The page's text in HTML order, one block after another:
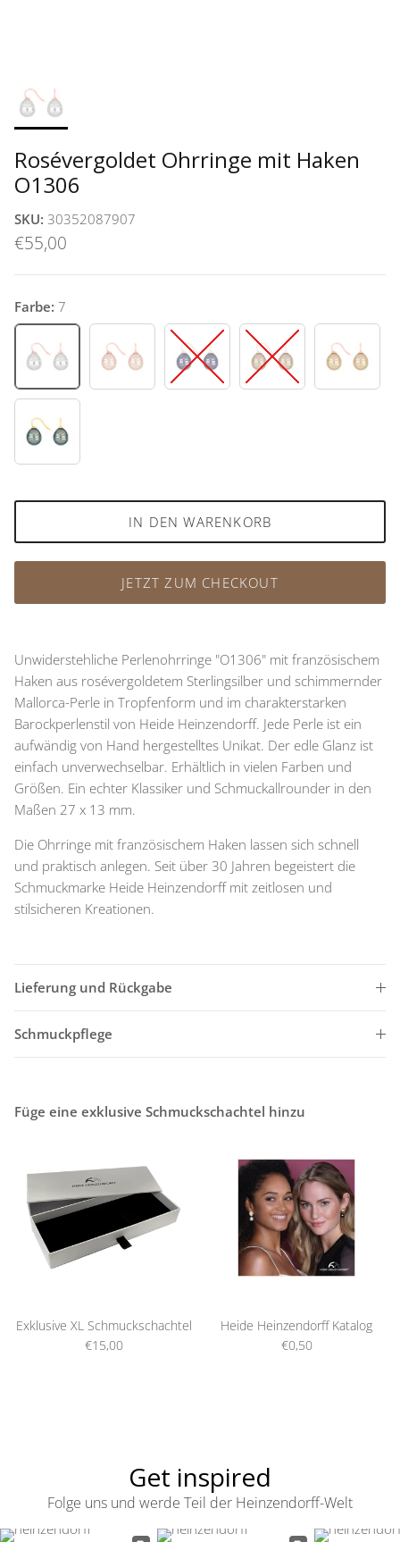
Rosévergoldet Ohrringe mit Haken
O1306
SKU: 30352087907
€55,00
Farbe: 7
7 11 46 72 73
93
IN DEN WARENKORB
JETZT ZUM CHECKOUT
Unwiderstehliche Perlenohrringe "O1306" mit französischem
Haken aus rosévergoldetem Sterlingsilber und schimmernder
Mallorca-Perle in Tropfenform und im charakterstarken
Barockperlenstil von Heide Heinzendorff. Jede Perle ist ein
aufwändig von Hand hergestelltes Unikat. Der edle Glanz ist
einfach unverwechselbar. Erhältlich in vielen Farben und
Größen. Ein echter Klassiker und Schmuckallrounder in den
Maßen 27 x 13 mm.
Die Ohrringe mit französischem Haken lassen sich schnell
und praktisch anlegen. Seit über 30 Jahren begeistert die
Schmuckmarke Heide Heinzendorff mit zeitlosen und
stilsicheren Kreationen.
Lieferung und Rückgabe
Schmuckpflege
Füge eine exklusive Schmuckschachtel hinzu
Exklusive XL Schmuckschachtel
€15,00
Heide Heinzendorff Katalog
€0,50
Get inspired
Folge uns und werde Teil der Heinzendorff-Welt